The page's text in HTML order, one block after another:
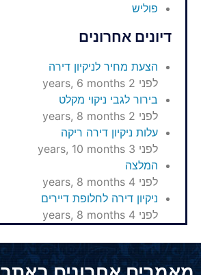
פוליש
דיונים אחרונים
הצעת מחיר לניקיון דירה
לפני 2 years, 6 months
בירור לגבי ניקוי מקלט
לפני 2 years, 8 months
עלות ניקיון דירה ריקה
לפני 3 years, 10 months
המלצה
לפני 4 years, 8 months
ניקיון דירה לחלופת דיירים
לפני 4 years, 8 months